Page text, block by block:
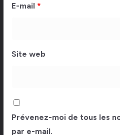
E-mail *
Site web
Prévenez-moi de tous les
par e-mail.